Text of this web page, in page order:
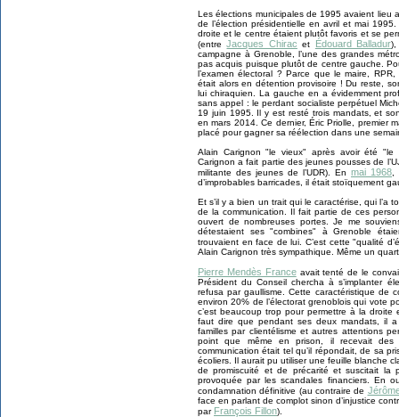
Les élections municipales de 1995 avaient lieu
de l’élection présidentielle en avril et mai
droite et le centre étaient plutôt favoris et se
(entreJacques Chirac et Édouard Balladur),
campagne à Grenoble, l’une des grandes
pas acquis puisque plutôt de centre gauche.
l’examen électoral ? Parce que le maire,
était alors en détention provisoire ! Du reste,
lui chiraquien. La gauche en a évidemment
sans appel : le perdant socialiste perpétuel
19 juin 1995. Il y est resté trois mandats, et
en mars 2014. Ce dernier, Éric Priolle, premier
placé pour gagner sa réélection dans une
Alain Carignon "le vieux" après avoir été
Carignon a fait partie des jeunes pousses de
militante des jeunes de l’UDR). En mai 1968
d’improbables barricades, il était stoïquement
Et s’il y a bien un trait qui le caractérise, qui l’a
de la communication. Il fait partie de ces
ouvert de nombreuses portes. Je me
détestaient ses "combines" à Grenoble
trouvaient en face de lui. C’est cette "qualité
Alain Carignon très sympathique. Même un
Pierre Mendès Franceavait tenté de le
Président du Conseil chercha à s’implanter
refusa par gaullisme. Cette caractéristique de
environ 20% de l’électorat grenoblois qui vote
c’est beaucoup trop pour permettre à la
faut dire que pendant ses deux mandats, il
familles par clientélisme et autres attentions
point que même en prison, il recevait des
communication était tel qu’il répondait, de sa
écoliers. Il aurait pu utiliser une feuille blanche
de promiscuité et de précarité et suscitait la
provoquée par les scandales financiers. En
condamnation définitive (au contraire de
face en parlant de complot sinon d’injustice
par François Fillon).